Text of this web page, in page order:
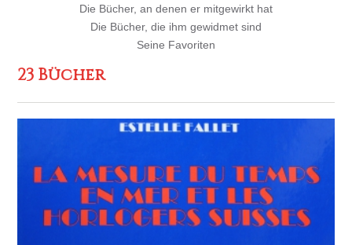
Die Bücher, an denen er mitgewirkt hat
Die Bücher, die ihm gewidmet sind
Seine Favoriten
23 Bücher